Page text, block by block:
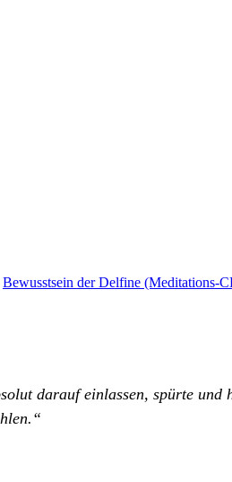
Bewusstsein der Delfine (Meditations-
darauf einlassen, spürte und